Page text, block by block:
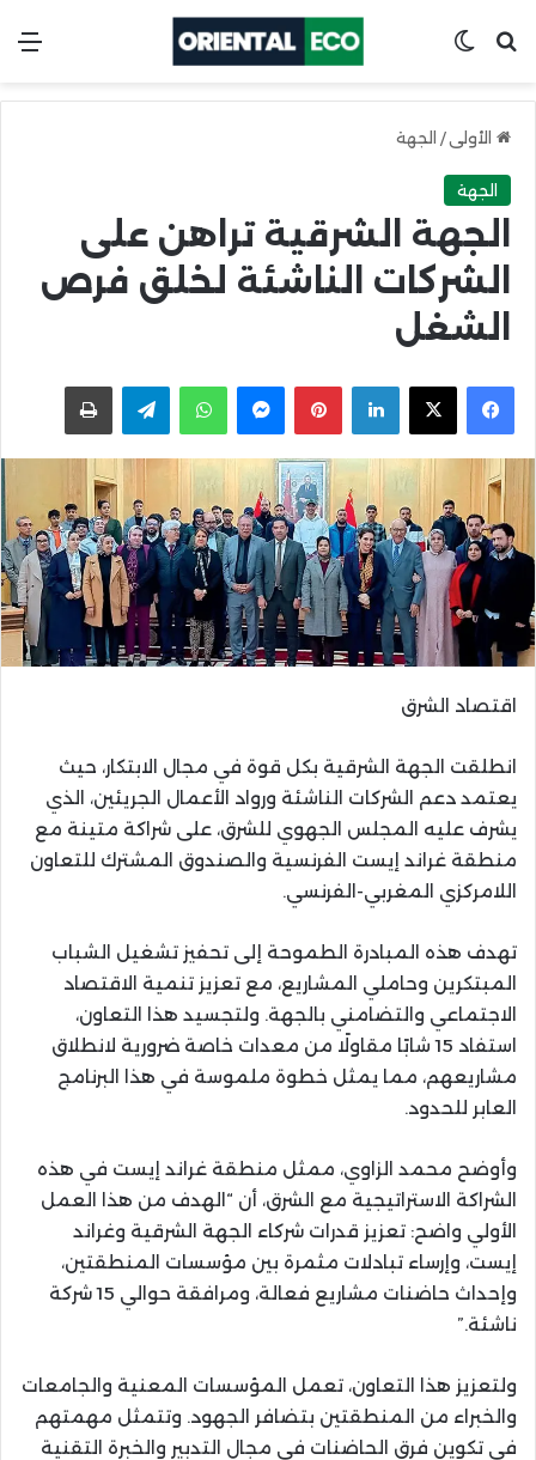
ابحث عنSwitch skin
الأولى / الجهة
الجهة
الجهة الشرقية تراهن على
الشركات الناشئة لخلق فرص
الشغل
Facebook
X
LinkedIn
Pinterest
Messenger
WhatsApp
Telegramاطبعها
اقتصاد الشرق
انطلقت الجهة الشرقية بكل قوة في مجال الابتكار، حيث
يعتمد دعم الشركات الناشئة ورواد الأعمال الجريئين، الذي
يشرف عليه المجلس الجهوي للشرق، على شراكة متينة مع
منطقة غراند إيست الفرنسية والصندوق المشترك للتعاون
اللامركزي المغربي-الفرنسي.
تهدف هذه المبادرة الطموحة إلى تحفيز تشغيل الشباب
المبتكرين وحاملي المشاريع، مع تعزيز تنمية الاقتصاد
الاجتماعي والتضامني بالجهة. ولتجسيد هذا التعاون،
استفاد 15 شابًا مقاولًا من معدات خاصة ضرورية لانطلاق
مشاريعهم، مما يمثل خطوة ملموسة في هذا البرنامج
العابر للحدود.
وأوضح محمد الزاوي، ممثل منطقة غراند إيست في هذه
الشراكة الاستراتيجية مع الشرق، أن “الهدف من هذا العمل
الأولي واضح: تعزيز قدرات شركاء الجهة الشرقية وغراند
إيست، وإرساء تبادلات مثمرة بين مؤسسات المنطقتين،
وإحداث حاضنات مشاريع فعالة، ومرافقة حوالي 15 شركة
ناشئة.”
ولتعزيز هذا التعاون، تعمل المؤسسات المعنية والجامعات
والخبراء من المنطقتين بتضافر الجهود. وتتمثل مهمتهم
في تكوين فرق الحاضنات في مجال التدبير والخبرة التقنية